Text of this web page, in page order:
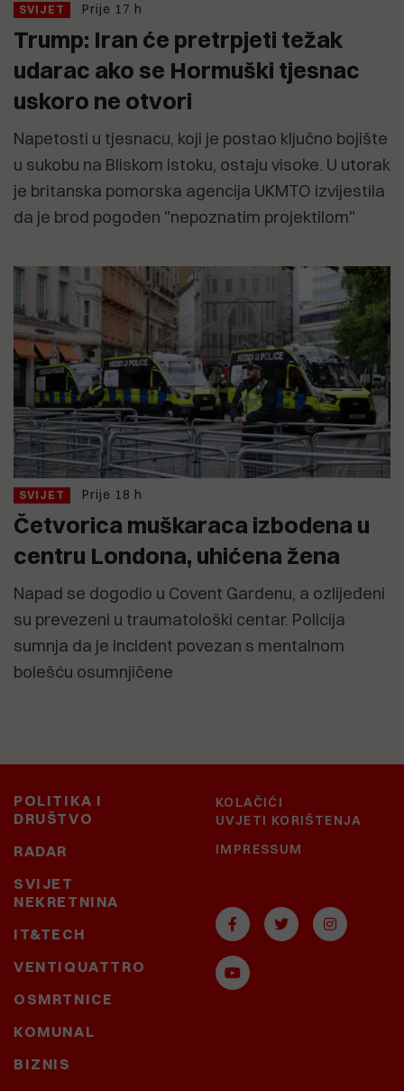
SVIJET Prije 17 h
Trump: Iran će pretrpjeti težak
udarac ako se Hormuški tjesnac
uskoro ne otvori
Napetosti u tjesnacu, koji je postao ključno bojište
u sukobu na Bliskom istoku, ostaju visoke. U utorak
je britanska pomorska agencija UKMTO izvijestila
da je brod pogođen "nepoznatim projektilom"
SVIJET Prije 18 h
Četvorica muškaraca izbodena u
centru Londona, uhićena žena
Napad se dogodio u Covent Gardenu, a ozlijeđeni
su prevezeni u traumatološki centar. Policija
sumnja da je incident povezan s mentalnom
bolešću osumnjičene
POLITIKA I
DRUŠTVO
RADAR
SVIJET
NEKRETNINA
IT&TECH
VENTIQUATTRO
OSMRTNICE
KOMUNAL
BIZNIS
KOLAČIĆI
UVJETI KORIŠTENJA
IMPRESSUM